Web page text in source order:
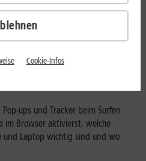
Werbung
ups und Tracker beim Surfen
im Browser aktivierst, welche
und Laptop wichtig sind und wo
Cookie-Infos